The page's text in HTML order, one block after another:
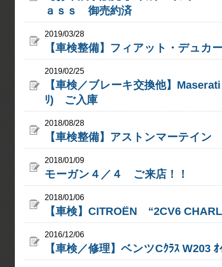
ａｓｓ 御売約済
2019/03/28
【車検整備】フィアット・デュカ
2019/02/25
【車検／ブレーキ交換他】
ﾘ) ご入庫
2018/08/28
【車検整備】アストンマーテイ
2018/01/09
モーガン４／４ ご来店！！
2018/01/06
【車検】CITROËN “2CV6
2016/12/06
【車検／修理】ベンツCｸﾗｽ W203 ｵ